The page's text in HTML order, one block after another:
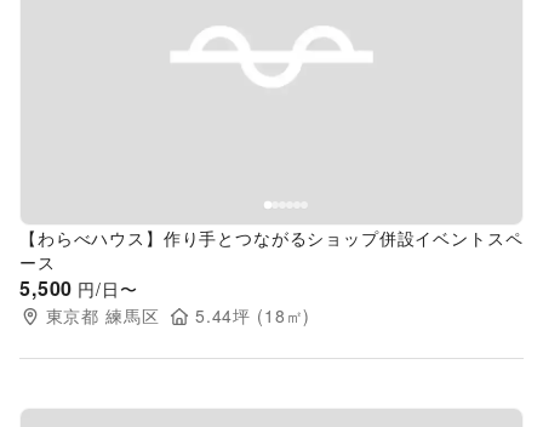
Previous slide
【わらべハウス】作り手とつながるショップ併設イベントスペ
ース
5,500 円/日〜
東京都 練馬区 5.44坪 (18 ㎡)